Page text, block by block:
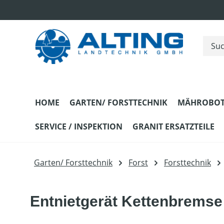
HOME GARTEN/ FORSTTECHNIK
SERVICE / INSPEKTION GRANIT ERSATZTEILE
Garten/ Forsttechnik Forst Forsttechnik
Entnietgerät Kettenbremse